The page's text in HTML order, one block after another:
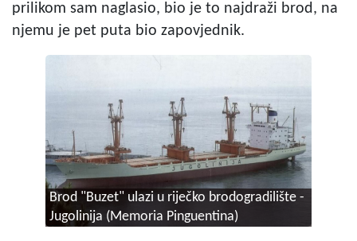
prilikom sam naglasio, bio je to najdraži brod, na
njemu je pet puta bio zapovjednik.
Brod "Buzet" ulazi u riječko brodogradilište -
Jugolinija (Memoria Pinguentina)